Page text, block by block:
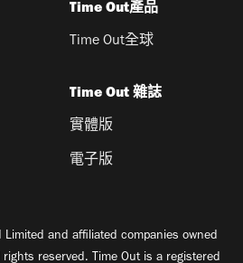
Time Out產品
Time Out全球
Time Out 雜誌
實體版
電子版
and affiliated companies owned
rights reserved. Time Out is a registered